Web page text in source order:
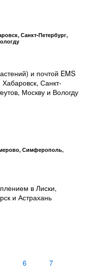
Санкт-Петербург,
и почтой EMS
Санкт-
Москву и Вологду
Симферополь,
в Лиски,
и Астрахань
6 7